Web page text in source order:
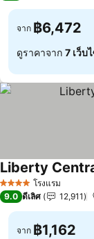
จาก ฿6,472
ดูราคาจาก 7 เว็บ
4 ดาว โรงแรม
Liberty
9.0 ดีเลิศ 12,911
จาก ฿1,162